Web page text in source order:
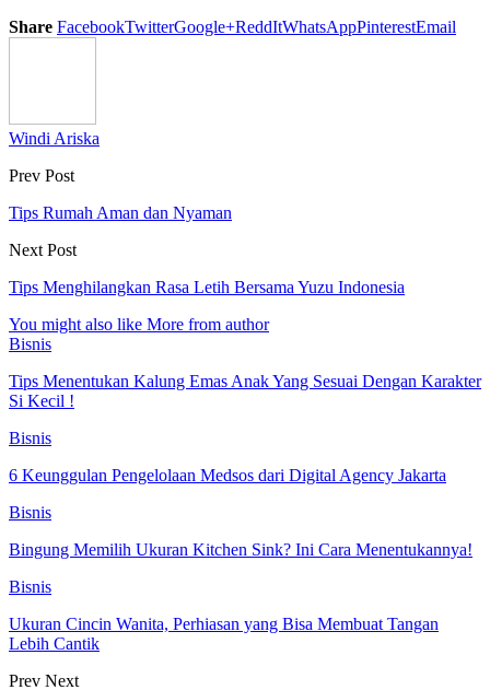
Share FacebookTwitterGoogle+ReddItWhatsAppPinterestEmail
Windi Ariska
Prev Post
Tips Rumah Aman dan Nyaman
Next Post
Tips Menghilangkan Rasa Letih Bersama Yuzu Indonesia
You might also like More from author
Bisnis
Tips Menentukan Kalung Emas Anak Yang Sesuai Dengan Karakter
Si Kecil !
Bisnis
6 Keunggulan Pengelolaan Medsos dari Digital Agency Jakarta
Bisnis
Bingung Memilih Ukuran Kitchen Sink? Ini Cara Menentukannya!
Bisnis
Ukuran Cincin Wanita, Perhiasan yang Bisa Membuat Tangan
Lebih Cantik
Prev Next